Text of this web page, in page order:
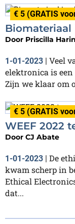
€ 5 (GRATIS
Door Priscilla
1-01-2023 | Veel
elektronica is
Zijn we klaar om
€ 5 (GRATIS
WEEF 2022
Door CJ Abate
1-01-2023 | De
kwam scherp in
Ethical
dat...